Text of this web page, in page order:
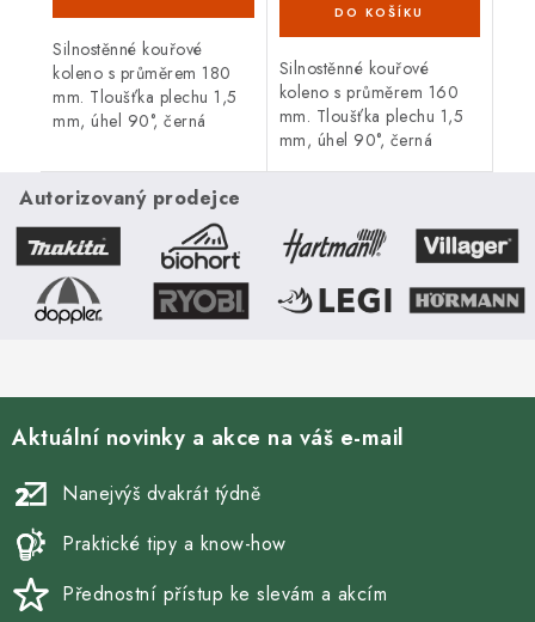
Silnostěnné kouřové
koleno s průměrem 180
mm. Tloušťka plechu 1,5
mm, úhel 90°, černá
pro spojení spalinové cesty
mezi hrdlem kamen a
sopouchem.
Silnostěnné kouřové
koleno s průměrem 160
mm. Tloušťka plechu 1,5
mm, úhel 90°, černá
sopouchem.
Autorizovaný prodejce
Aktuální novinky a akce na váš e-mail
Nanejvýš dvakrát týdně
Praktické tipy a know-how
Přednostní přístup ke slevám a akcím